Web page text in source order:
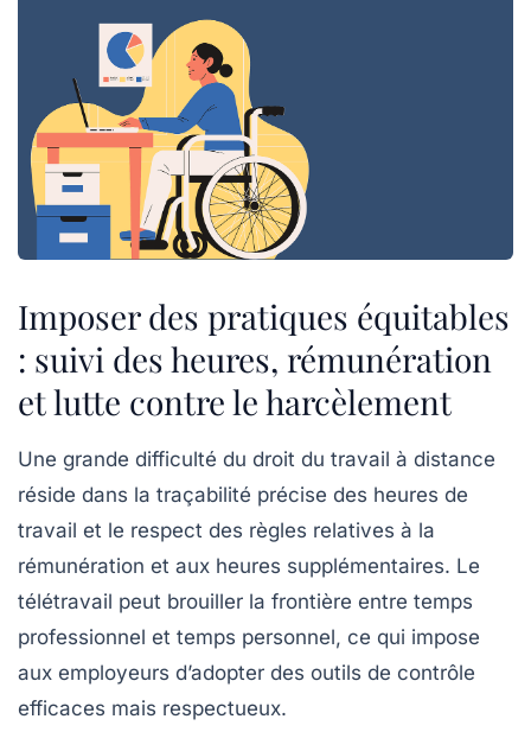
Imposer des pratiques équitables
: suivi des heures, rémunération
et lutte contre le harcèlement
Une grande difficulté du droit du travail à distance
réside dans la traçabilité précise des heures de
travail et le respect des règles relatives à la
rémunération et aux heures supplémentaires. Le
télétravail peut brouiller la frontière entre temps
professionnel et temps personnel, ce qui impose
aux employeurs d’adopter des outils de contrôle
efficaces mais respectueux.